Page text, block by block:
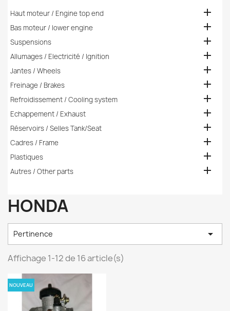
Haut moteur / Engine top end 
Bas moteur / lower engine 
Suspensions 
Allumages / Electricité / Ignition 
Jantes / Wheels 
Freinage / Brakes 
Refroidissement / Cooling system 
Echappement / Exhaust 
Réservoirs / Selles Tank/Seat 
Cadres / Frame 
Plastiques 
Autres / Other parts 
HONDA
Pertinence 
Affichage 1-12 de 16 article(s)
NOUVEAU